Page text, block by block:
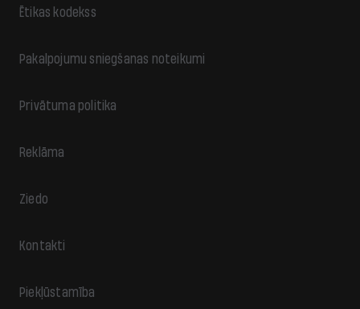
Ētikas kodekss
Pakalpojumu sniegšanas noteikumi
Privātuma politika
Reklāma
Ziedo
Kontakti
Piekļūstamība